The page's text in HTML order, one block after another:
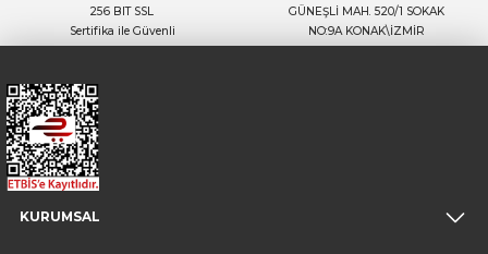
256 BIT SSL
Sertifika ile Güvenli
GÜNEŞLİ MAH. 520/1 SOKAK
NO:9A KONAK\İZMİR
KURUMSAL